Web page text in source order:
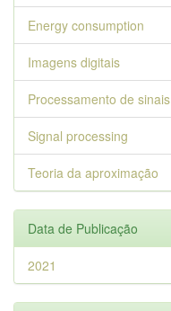
Energy consumption
Imagens digitais
Processamento de sinais
Signal processing
Teoria da aproximação
Data de Publicação
2021